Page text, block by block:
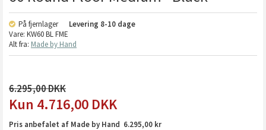
På fjernlager Levering 8-10 dage
Vare: KW60 BL FME
Alt fra: Made by Hand
6.295,00
4.716,00 DKK
Pris anbefalet af Made by Hand 6.295,00 kr